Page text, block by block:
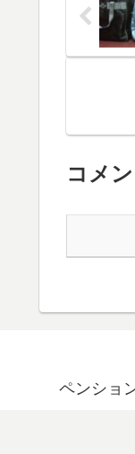
コメン
ペンショ